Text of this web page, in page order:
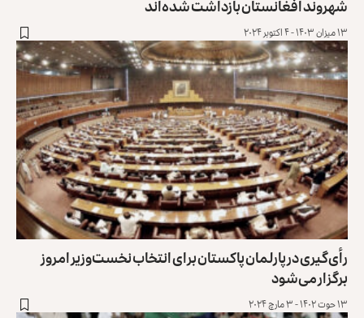
شهروند افغانستان بازداشت شده‌اند
۱۳ میزان ۱۴۰۳ - ۴ اکتوبر ۲۰۲۴
رأی‌گیری در پارلمان پاکستان برای انتخاب نخست‌وزیر امروز
برگزار می‌شود
۱۳ حوت ۱۴۰۲ - ۳ مارچ ۲۰۲۴